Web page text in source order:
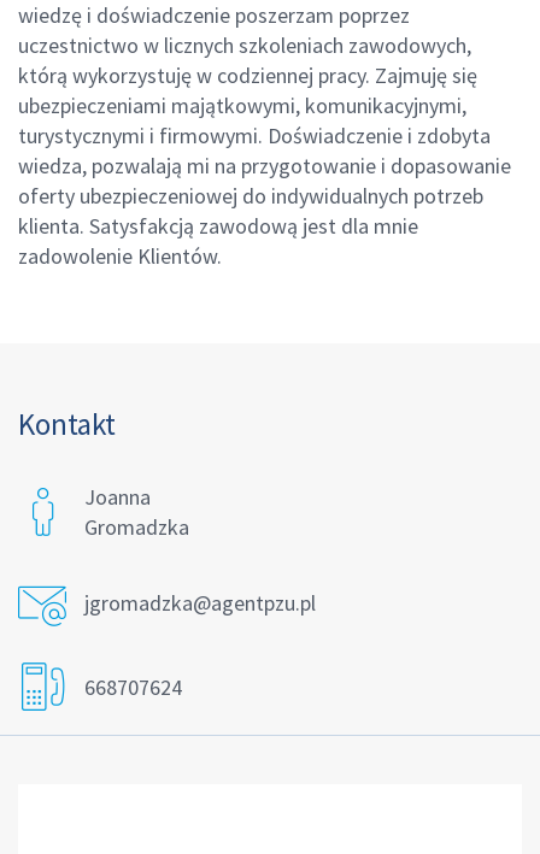
wiedzę i doświadczenie poszerzam poprzez
uczestnictwo w licznych szkoleniach zawodowych,
którą wykorzystuję w codziennej pracy. Zajmuję się
ubezpieczeniami majątkowymi, komunikacyjnymi,
turystycznymi i firmowymi. Doświadczenie i zdobyta
wiedza, pozwalają mi na przygotowanie i dopasowanie
oferty ubezpieczeniowej do indywidualnych potrzeb
klienta. Satysfakcją zawodową jest dla mnie
zadowolenie Klientów.
Kontakt
Joanna
Gromadzka
jgromadzka@agentpzu.pl
668707624